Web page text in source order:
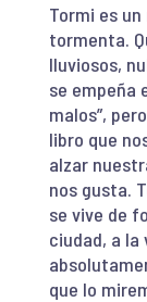
Tormi es
tormenta.
lluviosos,
se empeña
malos”,
libro que
alzar
nos gusta.
se vive de
ciudad, a la
que lo